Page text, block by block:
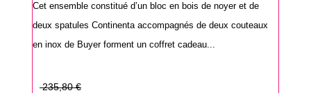
Cet ensemble constitué d’un bloc en bois de noyer et de
deux spatules Continenta accompagnés de deux couteaux
en inox de Buyer forment un coffret cadeau...
Prix
235,80 €